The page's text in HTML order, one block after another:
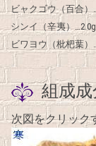
ビャクゴウ（百合）
シンイ（辛夷）…2.0g
ビワヨウ（枇杷葉）
組成成
次図をクリック